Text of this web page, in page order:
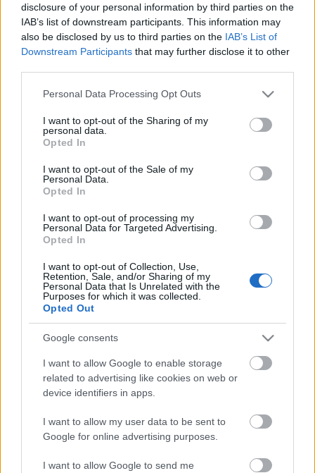
disclosure of your personal information by third parties on the
IAB’s list of downstream participants. This information may
also be disclosed by us to third parties on the IAB’s List of
Downstream Participants that may further disclose it to other
Please note that this website/app uses one or more Google
not limited to your visit or usage behaviour. You may click to
grant or deny consent to Google and its third-party tags to
use your data for below specified purposes in below Google
consent section.
Personal Data Processing Opt Outs
I want to opt-out of the Sharing of my
personal data.
Opted In
I want to opt-out of the Sale of my
Personal Data.
Opted In
I want to opt-out of processing my
Personal Data for Targeted Advertising.
Opted In
I want to opt-out of Collection, Use,
Retention, Sale, and/or Sharing of my
Personal Data that Is Unrelated with the
Purposes for which it was collected.
Opted Out
Google consents
I want to allow Google to enable storage
related to advertising like cookies on web or
device identifiers in apps.
I want to allow my user data to be sent to
Google for online advertising purposes.
I want to allow Google to send me
Egy régi megnyitás, melynek első elemzéseit Polerio
XVI századból fennmaradt kézirataiban találhatjuk.A
megnyitás további tanulmányozása és ...
2011. április 05.
A XVI században találkozhatunk a
zseniális francia sakkozó sokat ...
Megnyitások - BÉCSI JÁTÉK
Gondolkodók Klubja•2011. március 30.
Bécs egykor, mint a sakk egyik világközpontja,
sakkozóinak köszönve bekerült a sakkmegnyitások
történelmébe. A XIX század közepén ...
Gondolkodók Klubja•2011. március 10.
régi megnyitás, több mint 300 éve ismert a
sakkozók világában. François-André Danican Philidor
híres sakkozó és elméleti ...